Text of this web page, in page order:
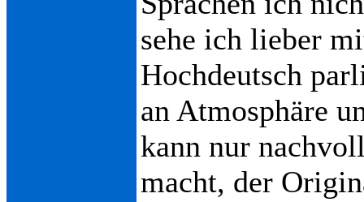
sehe ich lieber
Hochdeutsch
an Atmosphäre
kann nur
macht, der